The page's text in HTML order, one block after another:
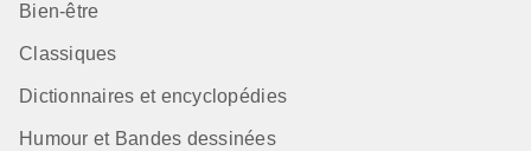
Bien-être
Classiques
Dictionnaires et encyclopédies
Humour et Bandes dessinées